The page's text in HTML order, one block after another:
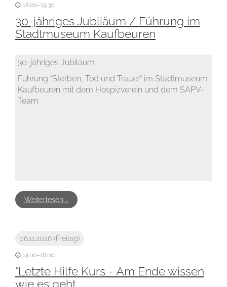
18:00–19:30
30-jähriges Jubliäum / Führung im
Stadtmuseum Kaufbeuren
30-jähriges Jubiläum
Führung "Sterben, Tod und Trauer" im Stadtmuseum
Kaufbeuren mit dem Hospizverein und dem SAPV-
Team
Weiterlesen …
06.11.2026 (Freitag)
14:00–18:00
"Letzte Hilfe Kurs - Am Ende wissen
wie es geht